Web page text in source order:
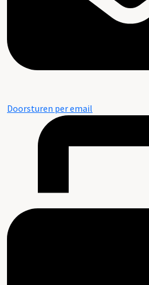
Doorsturen per email